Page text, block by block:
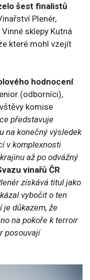
šest finalistů
Plenér,
sklepy Kutná
které mohl vzejít
hodnocení
(odborníci),
komise
představuje
na konečný výsledek
v komplexnosti
až po odvážný
vinařů ČR
získává titul jako
vybočit o ten
důkazem, že
na pokoře k terroir
posouvají